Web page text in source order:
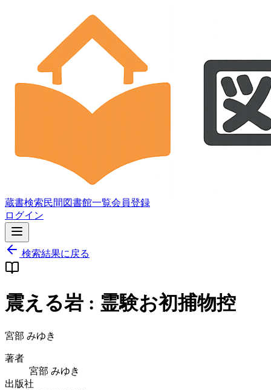
蔵書検索民間図書館一覧会員登録
ログイン
検索結果に戻る
震える岩 : 霊験お初捕物控
宮部 みゆき
著者
宮部 みゆき
出版社